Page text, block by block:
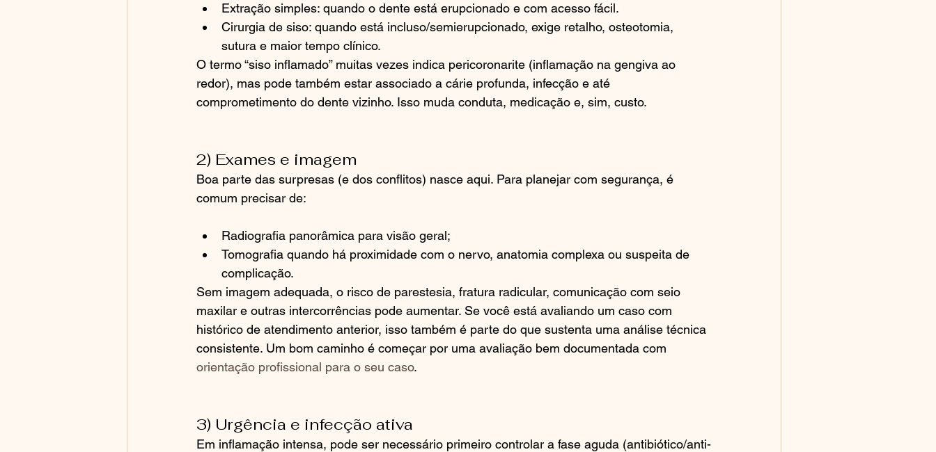
Extração simples: quando o dente está erupcionado e com acesso fácil.
Cirurgia de siso: quando está incluso/semierupcionado, exige retalho, osteotomia,
sutura e maior tempo clínico.
O termo “siso inflamado” muitas vezes indica pericoronarite (inflamação na gengiva ao
redor), mas pode também estar associado a cárie profunda, infecção e até
comprometimento do dente vizinho. Isso muda conduta, medicação e, sim, custo.
2) Exames e imagem
Boa parte das surpresas (e dos conflitos) nasce aqui. Para planejar com segurança, é
comum precisar de:
Radiografia panorâmica para visão geral;
Tomografia quando há proximidade com o nervo, anatomia complexa ou suspeita de
complicação.
Sem imagem adequada, o risco de parestesia, fratura radicular, comunicação com seio
maxilar e outras intercorrências pode aumentar. Se você está avaliando um caso com
histórico de atendimento anterior, isso também é parte do que sustenta uma análise técnica
consistente. Um bom caminho é começar por uma avaliação bem documentada com
orientação profissional para o seu caso.
3) Urgência e infecção ativa
Em inflamação intensa, pode ser necessário primeiro controlar a fase aguda (antibiótico/anti-